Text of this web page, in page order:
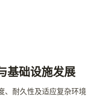
基础设施发展
、耐久性及适应复杂环境